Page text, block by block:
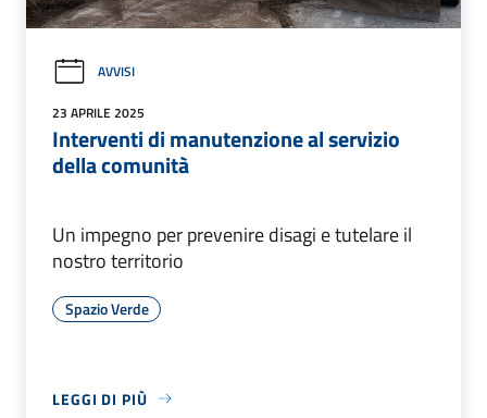
AVVISI
23 APRILE 2025
Interventi di manutenzione al servizio
della comunità
Un impegno per prevenire disagi e tutelare il
nostro territorio
Spazio Verde
LEGGI DI PIÙ